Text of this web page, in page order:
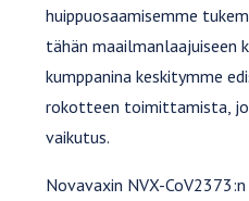
huippuosaamisemme
tähän maailmanlaajuiseen
kumppanina keskitymme
rokotteen toimittamista,
vaikutus.
Novavaxin NVX-